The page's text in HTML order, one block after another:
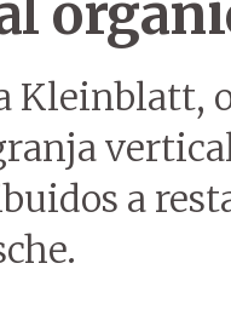
Kleinblatt,
a